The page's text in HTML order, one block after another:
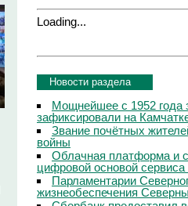
Loading...
Новости раздела
Мощнейшее с 1952 года
зафиксировали на
Звание почётных
войны
Облачная платформа и
цифровой основой
Парламентарии
жизнеобеспечения